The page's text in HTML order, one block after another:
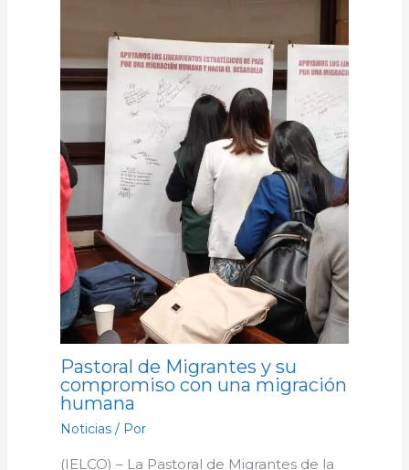
Pastoral de Migrantes y su
compromiso con una migración
humana
Noticias/ Por
(IELCO) – La Pastoral de Migrantes de la